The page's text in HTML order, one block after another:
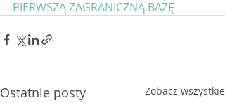
PIERWSZĄ ZAGRANICZNĄ BAZĘ
Ostatnie posty Zobacz wszystkie